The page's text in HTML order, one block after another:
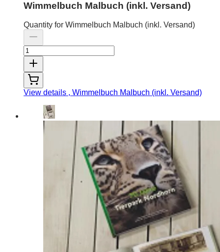
Wimmelbuch Malbuch (inkl. Versand)
Quantity for Wimmelbuch Malbuch (inkl. Versand)
View details , Wimmelbuch Malbuch (inkl. Versand)